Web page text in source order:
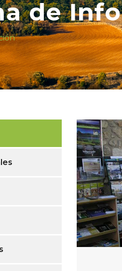
de